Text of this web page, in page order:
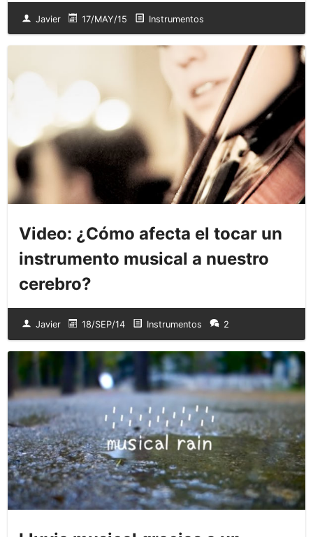
Javier 17/MAY/15 Instrumentos
Video: ¿Cómo afecta el tocar un
instrumento musical a nuestro
cerebro?
Javier 18/SEP/14 Instrumentos 2